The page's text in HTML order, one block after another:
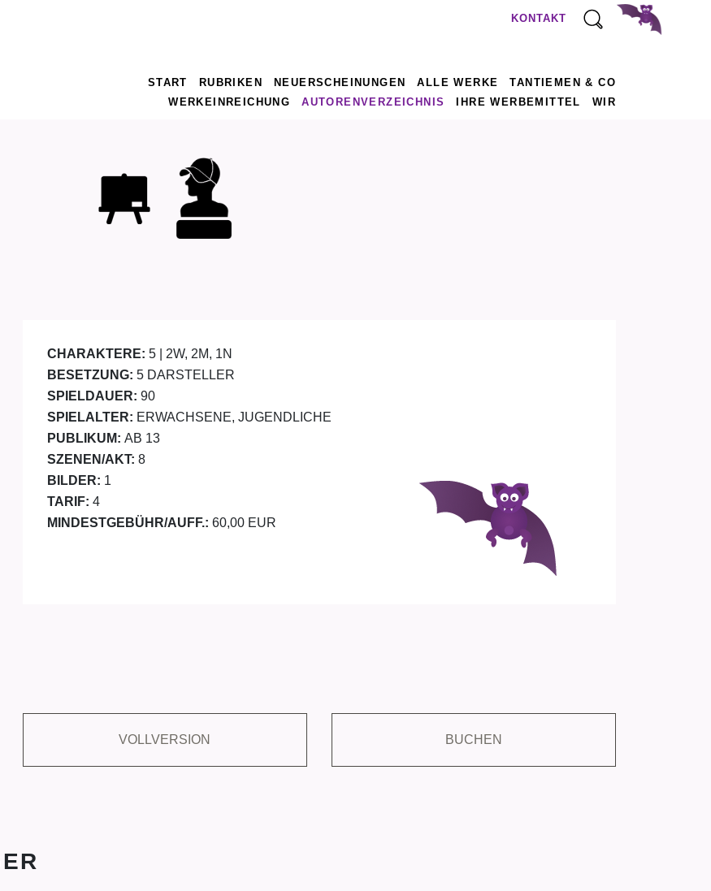
KONTAKT
START RUBRIKEN NEUERSCHEINUNGEN ALLE WERKE
TANTIEMEN & CO
WERKEINREICHUNG
AUTORENVERZEICHNIS IHRE WERBEMITTEL WIR
CHARAKTERE: 5 | 2W, 2M, 1N
BESETZUNG: 5 DARSTELLER
SPIELDAUER: 90
SPIELALTER: ERWACHSENE, JUGENDLICHE
PUBLIKUM: AB 13
SZENEN/AKT: 8
BILDER: 1
TARIF: 4
MINDESTGEBÜHR/AUFF.: 60,00 EUR
VOLLVERSION BUCHEN